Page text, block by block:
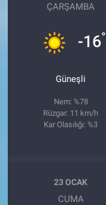
ÇARŞAMBA
-16°
Güneşli
Nem: %78
Rüzgar: 11 km/h
Kar Olasılığı: %3
23 OCAK
CUMA